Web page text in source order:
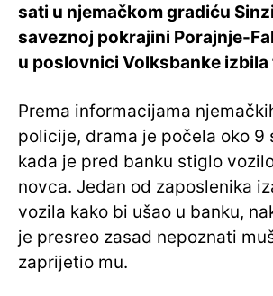
sati u njemačkom gradiću
saveznoj pokrajini Porajnje-
u poslovnici Volksbanke
Prema informacijama
policije, drama je počela oko 9
kada je pred banku stiglo
novca. Jedan od zaposlenika
vozila kako bi ušao u banku,
je presreo zasad nepoznati
zaprijetio mu.